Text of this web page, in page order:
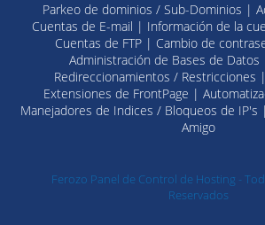
Parkeo de dominios / Sub-Dominios |
Cuentas de E-mail | Información de la
Cuentas de FTP | Cambio de
Administración de Bases de
Redireccionamientos / Restricciones
Extensiones de FrontPage |
Manejadores de Indices / Bloqueos de
Amigo
Ferozo Panel de Control de Hosting -
Reservados